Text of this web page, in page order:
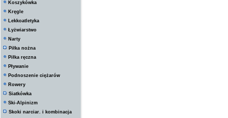
Koszykówka
Kręgle
Lekkoatletyka
Łyżwiarstwo
Narty
Piłka nożna
Piłka ręczna
Pływanie
Podnoszenie ciężarów
Rowery
Siatkówka
Ski-Alpinizm
Skoki narciar. i kombinacja